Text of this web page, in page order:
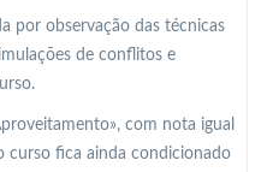
por observação das técnicas
de conflitos e
com nota igual
curso fica ainda condicionado